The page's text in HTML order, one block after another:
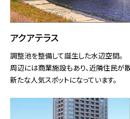
アクアテラス
調整池を整備して誕生した水辺空間。
周辺には商業施設もあり、近隣住民が
新たな人気スポットになっています。